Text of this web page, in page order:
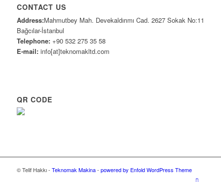
CONTACT US
Address:Mahmutbey Mah. Devekaldırımı Cad. 2627 Sokak No:11
Bağcılar-İstanbul
Telephone:+90 532 275 35 58
E-mail:info[at]teknomakltd.com
QR CODE
© Telif Hakkı - Teknomak Makina- powered by Enfold WordPress Theme